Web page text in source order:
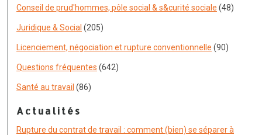
Conseil de prud'hommes, pôle social & s&curité sociale (48)
Juridique & Social (205)
Licenciement, négociation et rupture conventionnelle (90)
Questions fréquentes (642)
Santé au travail (86)
Actualités
Rupture du contrat de travail : comment (bien) se séparer à